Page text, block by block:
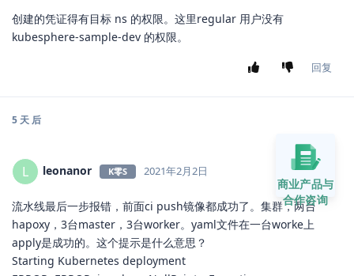
创建的凭证得有目标 ns 的权限。这里regular 用户没有
kubesphere-sample-dev 的权限。
回复
5 天 后
L leonanor K零S 2021年2月2日
流水线最后一步报错，前面ci push镜像都成功了。集群，两台
hapoxy，3台master，3台worker。yaml文件在一台worke上
apply是成功的。这个提示是什么意思？
Starting Kubernetes deployment
商业产品与
合作咨询